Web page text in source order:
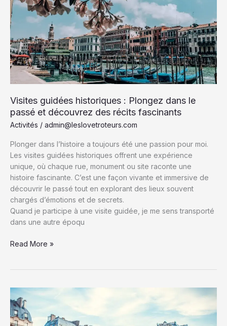
Meilleurs
Lieux
et
Conseils
pour
des
Visites guidées historiques : Plongez dans le
passé et découvrez des récits fascinants
Activités / admin@leslovetroteurs.com
Plonger dans l’histoire a toujours été une passion pour moi.
Les visites guidées historiques offrent une expérience
unique, où chaque rue, monument ou site raconte une
histoire fascinante. C’est une façon vivante et immersive de
découvrir le passé tout en explorant des lieux souvent
chargés d’émotions et de secrets.
Quand je participe à une visite guidée, je me sens transporté
dans une autre époqu
Visites
Plongez
dans
le
passé
Read More »